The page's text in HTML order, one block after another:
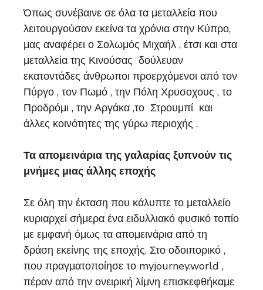
Όπως συνέβαινε σε όλα τα μεταλλεία που
λειτουργούσαν εκείνα τα χρόνια στην Κύπρο,
μας αναφέρει ο Σολωμός Μιχαήλ , έτσι και στα
μεταλλεία της Κινούσας δούλευαν
εκατοντάδες άνθρωποι προερχόμενοι από τον
Πύργο , τον Πωμό , την Πόλη Χρυσοχους , το
Προδρόμι , την Αργάκα ,το Στρουμπί και
άλλες κοινότητες της γύρω περιοχής .
Τα απομεινάρια της γαλαρίας ξυπνούν τις
μνήμες μιας άλλης εποχής
Σε όλη την έκταση που κάλυπτε το μεταλλείο
κυριαρχεί σήμερα ένα ειδυλλιακό φυσικό τοπίο
με εμφανή όμως τα απομεινάρια από τη
δράση εκείνης της εποχής. Στο οδοιπορικό ,
που πραγματοποίησε το myjourney.world ,
πέραν από την ονειρική λίμνη επισκεφθήκαμε